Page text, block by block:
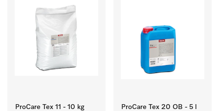
ProCare Tex 11 - 10 kg ProCare Tex 20 OB - 5 l